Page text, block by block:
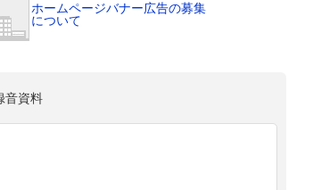
ホームページバナー広告の募集
について
音資料